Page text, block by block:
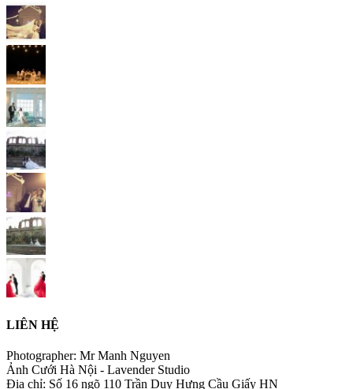
LIÊN HỆ
Photographer: Mr Manh Nguyen
Ảnh Cưới Hà Nội - Lavender Studio
Địa chỉ: Số 16 ngõ 110 Trần Duy Hưng Cầu Giấy HN